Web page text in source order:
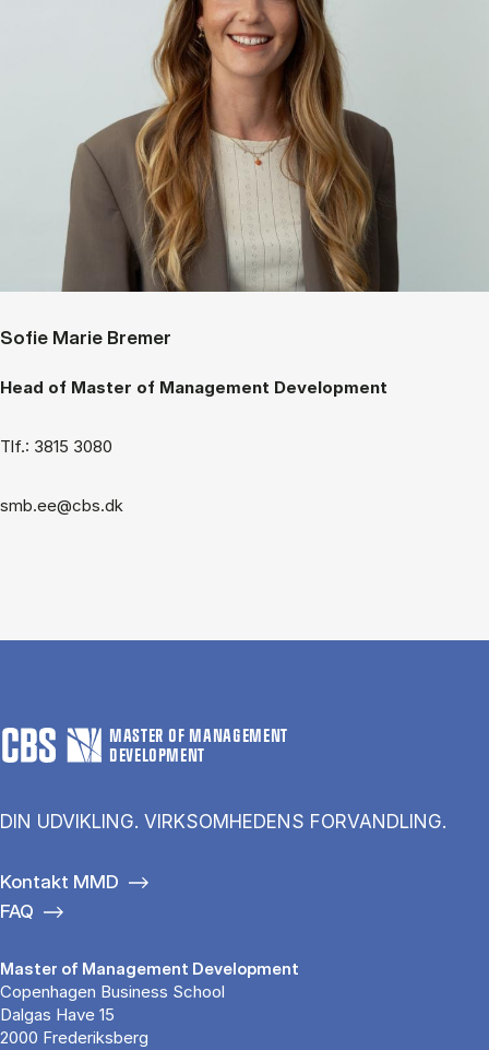
Sofie Marie Bremer
Head of Master of Management Development
Tlf.: 3815 3080
smb.ee@cbs.dk
MASTER OF MANAGEMENT
DEVELOPMENT
DIN UDVIKLING. VIRKSOMHEDENS FORVANDLING.
Kontakt MMD
FAQ
Master of Management Development
Copenhagen Business School
Dalgas Have 15
2000 Frederiksberg